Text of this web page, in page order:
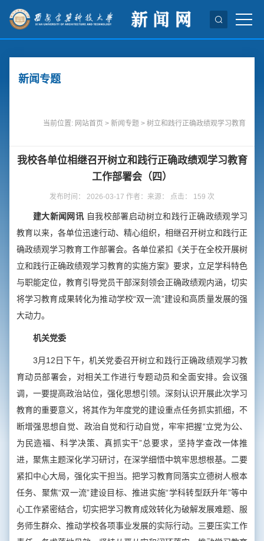
新闻专题
当前位置: 网站首页 >新闻专题 >树立和践行正确政绩观学习教育
我校各单位相继召开树立和践行正确政绩观学习教育
工作部署会（四）
发布时间： 2026-03-17 作者：来源： 点击： 159 次
建大新闻网讯 自我校部署启动树立和践行正确政绩观学习
教育以来，各单位迅速行动、精心组织，相继召开树立和践行正
确政绩观学习教育工作部署会。各单位紧扣《关于在全校开展树
立和践行正确政绩观学习教育的实施方案》要求，立足学科特色
与职能定位，教育引导党员干部深刻领会正确政绩观内涵，切实
将学习教育成果转化为推动学校“双一流”建设和高质量发展的强
大动力。
机关党委
3月12日下午，机关党委召开树立和践行正确政绩观学习教
育动员部署会，对相关工作进行专题动员和全面安排。会议强
调，一要提高政治站位，强化思想引领。深刻认识开展此次学习
教育的重要意义，将其作为年度党的建设重点任务抓实抓细，不
断增强思想自觉、政治自觉和行动自觉，牢牢把握“立党为公、
为民造福、科学决策、真抓实干”总要求，坚持学查改一体推
进，聚焦主题深化学习研讨，在深学细悟中筑牢思想根基。二要
紧扣中心大局，强化实干担当。把学习教育同落实立德树人根本
任务、聚焦“双一流”建设目标、推进实施“学科转型跃升年”等中
心工作紧密结合，切实把学习教育成效转化为破解发展难题、服
务师生群众、推动学校各项事业发展的实际行动。三要压实工作